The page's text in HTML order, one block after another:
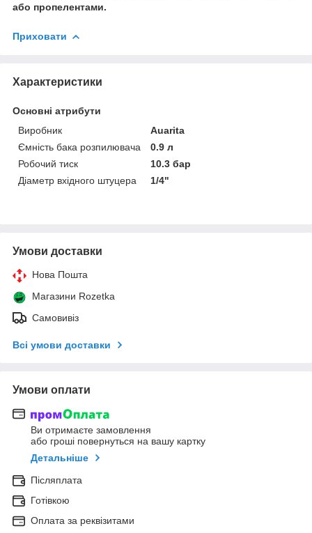
або пропелентами.
Приховати
Характеристики
Основні атрибути
Виробник
Auarita
Ємність бака розпилювача
0.9 л
Робочий тиск
10.3 бар
Діаметр вхідного штуцера
1/4"
Умови доставки
Нова Пошта
Магазини Rozetka
Самовивіз
Всі умови доставки
Умови оплати
Ви отримаєте замовлення
або гроші повернуться на вашу картку
Детальніше
Післяплата
Готівкою
Оплата за реквізитами